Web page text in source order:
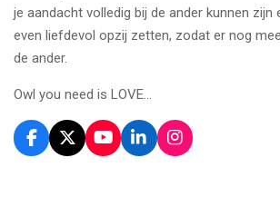
je aandacht volledig bij de ander kunnen zijn
even liefdevol opzij zetten, zodat er nog
de ander.
Owl you need is LOVE…
F
a
X
Y
o
L
i
I
n